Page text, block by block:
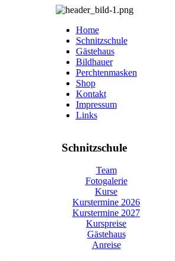
Home
Schnitzschule
Gästehaus
Bildhauer
Perchtenmasken
Shop
Kontakt
Impressum
Links
Schnitzschule
Team
Fotogalerie
Kurse
Kurstermine 2026
Kurstermine 2027
Kurspreise
Gästehaus
Anreise